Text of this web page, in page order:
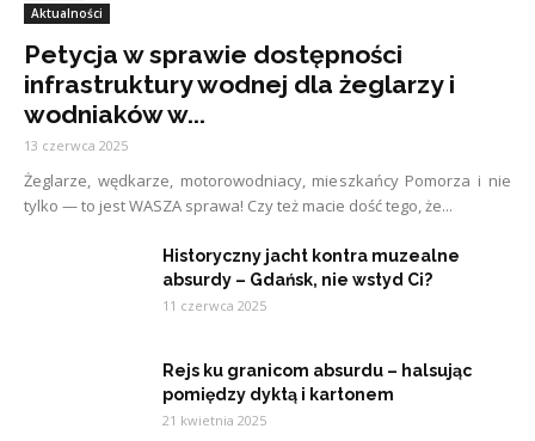
Aktualności
Petycja w sprawie dostępności
infrastruktury wodnej dla żeglarzy i
wodniaków w...
13 czerwca 2025
Żeglarze, wędkarze, motorowodniacy, mieszkańcy Pomorza i nie
tylko — to jest WASZA sprawa! Czy też macie dość tego, że...
Historyczny jacht kontra muzealne
absurdy – Gdańsk, nie wstyd Ci?
11 czerwca 2025
Rejs ku granicom absurdu – halsując
pomiędzy dyktą i kartonem
21 kwietnia 2025